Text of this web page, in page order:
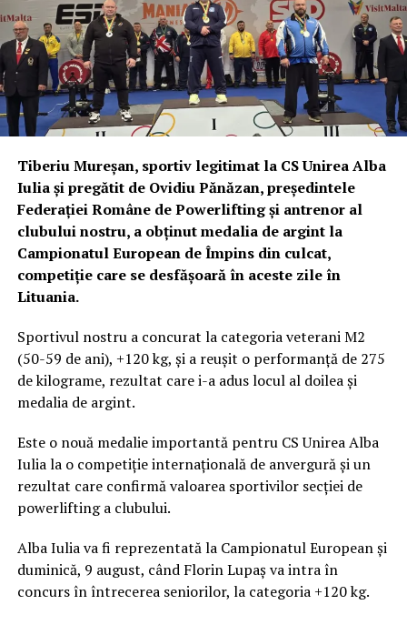
Tiberiu Mureșan, sportiv legitimat la CS Unirea Alba
Iulia și pregătit de Ovidiu Pănăzan, președintele
Federației Române de Powerlifting și antrenor al
clubului nostru, a obținut medalia de argint la
Campionatul European de Împins din culcat,
competiție care se desfășoară în aceste zile în
Lituania.
Sportivul nostru a concurat la categoria veterani M2
(50-59 de ani), +120 kg, și a reușit o performanță de 275
de kilograme, rezultat care i-a adus locul al doilea și
medalia de argint.
Este o nouă medalie importantă pentru CS Unirea Alba
Iulia la o competiție internațională de anvergură și un
rezultat care confirmă valoarea sportivilor secției de
powerlifting a clubului.
Alba Iulia va fi reprezentată la Campionatul European și
duminică, 9 august, când Florin Lupaș va intra în
concurs în întrecerea seniorilor, la categoria +120 kg.